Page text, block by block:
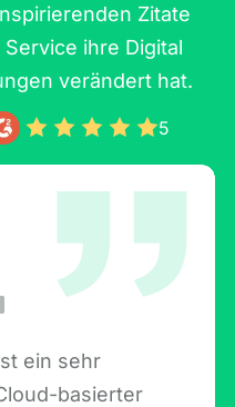
Zitate
ihre Digital
verändert hat.
5
ein sehr
basierter